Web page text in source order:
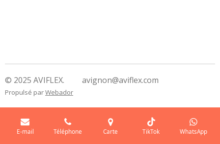
© 2025 AVIFLEX. avignon@aviflex.com
Propulsé parWebador
E-mail Téléphone Carte TikTok WhatsApp